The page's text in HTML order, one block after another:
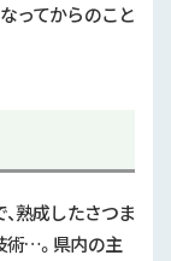
ってからのこと
熟成したさつま
術…。県内の主